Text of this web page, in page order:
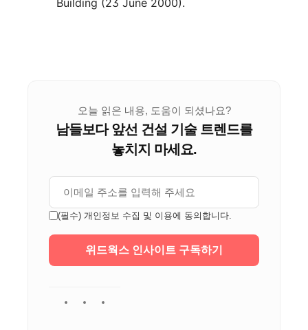
Building (23 June 2000).
오늘 읽은 내용, 도움이 되셨나요?
남들보다 앞선 건설 기술 트렌드를
놓치지 마세요.
(필수) 개인정보 수집 및 이용에 동의합니다.
위드웍스 인사이트 구독하기